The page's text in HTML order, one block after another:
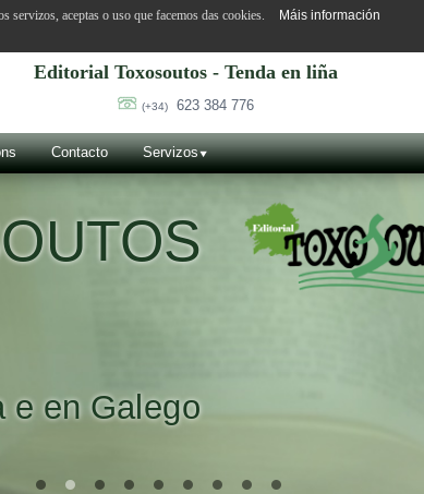
Editorial Toxosoutos - Tenda en liña
(+34) 623 384 776
Contacto Servizos
e en Galego
servizos, aceptas o uso que facemos das cookies. Máis información